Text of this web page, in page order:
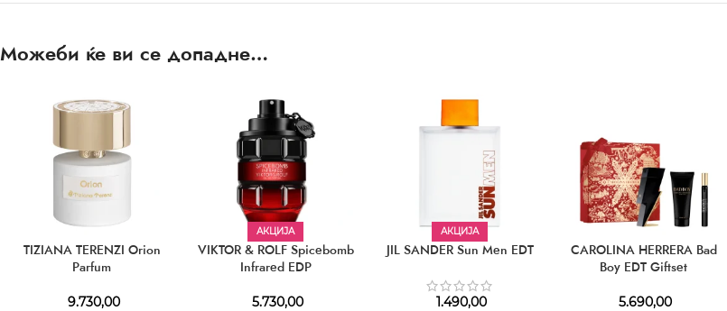
Можеби ќе ви се допадне…
TIZIANA TERENZI Orion
Parfum
9.730,00
АКЦИЈА
VIKTOR & ROLF Spicebomb
Infrared EDP
5.730,00
АКЦИЈА
JIL SANDER Sun Men EDT
1.490,00
CAROLINA HERRERA Bad
Boy EDT Giftset
5.690,00